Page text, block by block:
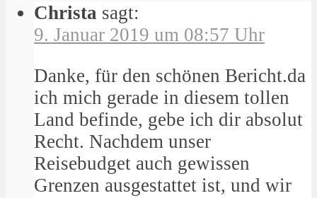
Christa sagt:
9. Januar 2019 um 08:57 Uhr
Danke, für den schönen Bericht.da
ich mich gerade in diesem tollen
Land befinde, gebe ich dir absolut
Recht. Nachdem unser
Reisebudget auch gewissen
Grenzen ausgestattet ist, und wir